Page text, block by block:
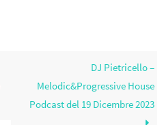
DJ Pietricello –
Melodic&Progressive House
Podcast del 19 Dicembre 2023